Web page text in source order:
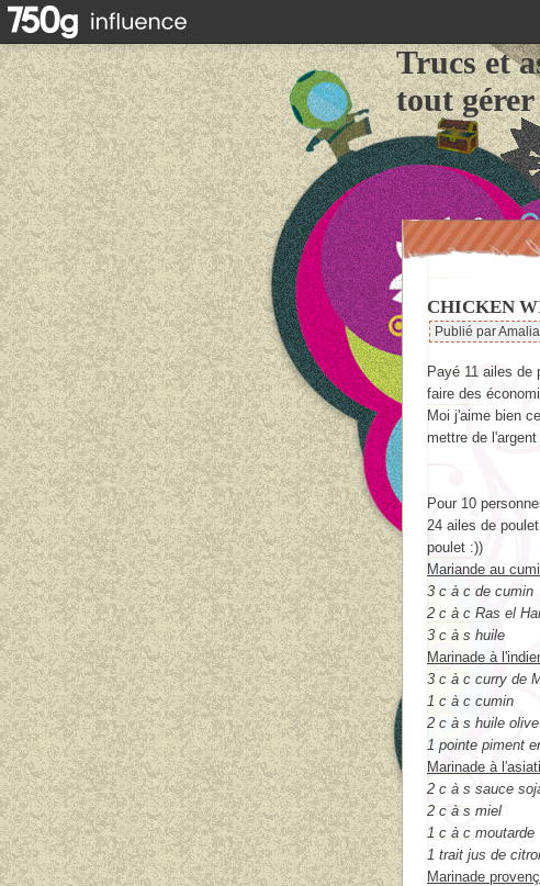
Trucs et
tout gérer
CHICKEN
Publié par
Payé 11 ailes de
faire des
Moi j'aime bien
mettre de
Pour 10
24 ailes de
poulet :))
Mariande au
3 c à c de cumin
2 c à c Ras el
3 c à s huile
Marinade à
3 c à c curry de
1 c à c cumin
2 c à s huile olive
1 pointe piment
Marinade à
2 c à s sauce
2 c à s miel
1 c à c moutarde
1 trait jus de
Marinade